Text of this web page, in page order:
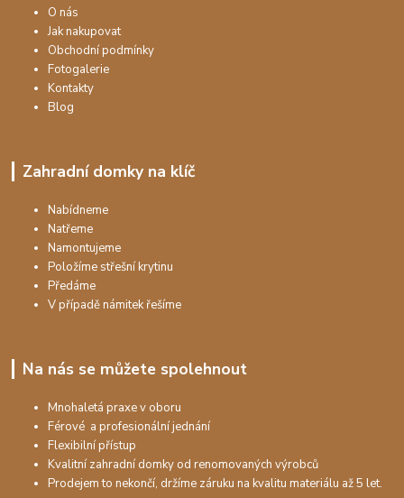
O nás
Jak nakupovat
Obchodní podmínky
Fotogalerie
Kontakty
Blog
Zahradní domky na klíč
Nabídneme
Natřeme
Namontujeme
Položíme střešní krytinu
Předáme
V případě námitek řešíme
Na nás se můžete spolehnout
Mnohaletá praxe v oboru
Férové a profesionální jednání
Flexibilní přístup
Kvalitní zahradní domky od renomovaných výrobců
Prodejem to nekončí, držíme záruku na kvalitu materiálu až 5 let.